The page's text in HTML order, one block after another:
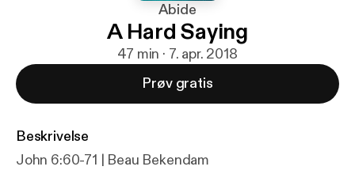
Abide
A Hard Saying
47 min · 7. apr. 2018
Prøv gratis
Beskrivelse
John 6:60-71 | Beau Bekendam